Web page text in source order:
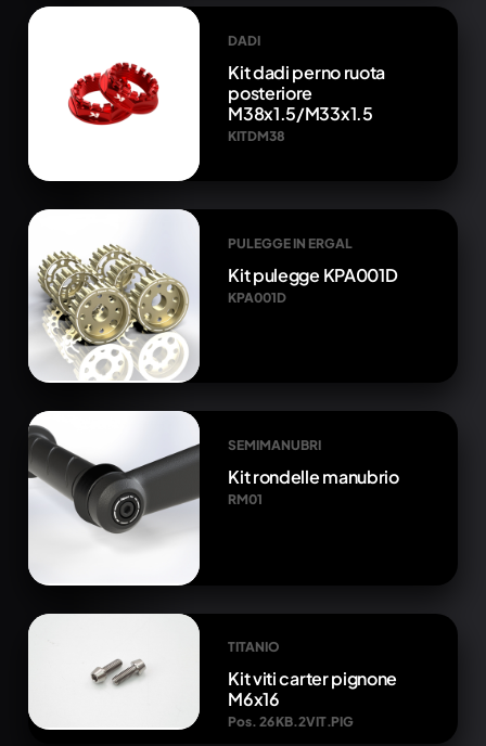
DADI
Kit dadi perno ruota
posteriore
M38x1.5/M33x1.5
KITDM38
PULEGGE IN ERGAL
Kit pulegge KPA001D
KPA001D
SEMIMANUBRI
Kit rondelle manubrio
RM01
TITANIO
Kit viti carter pignone
M6x16
Pos. 26 KB.2VIT.PIG